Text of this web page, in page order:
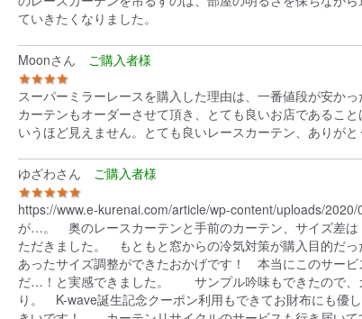
ていきたくなりました。
Moonさん
★★★★
スーパーミラーレースを購入した理由は、一番値段が安か
カーテンもオーダーさせて頂き、とても良いお店であるこ
いうほど見えません。とても良いレースカーテン、ありがと
ゆざわさん
★★★★★
https://www.e-kurenai.com/article/wp-content/uploads/
が…。 奥のレースカーテンと手前のカーテン、サイズ差は
ただきました。 もともと窓からの冷気対策が購入目的だ
あったサイズ調整ができたおかげです！ 本当にこのサー
だ…！と実感できました。 サンプル吟味もできたので、
り。 K-wave誕生記念クーポン利用もできてお財布にも優